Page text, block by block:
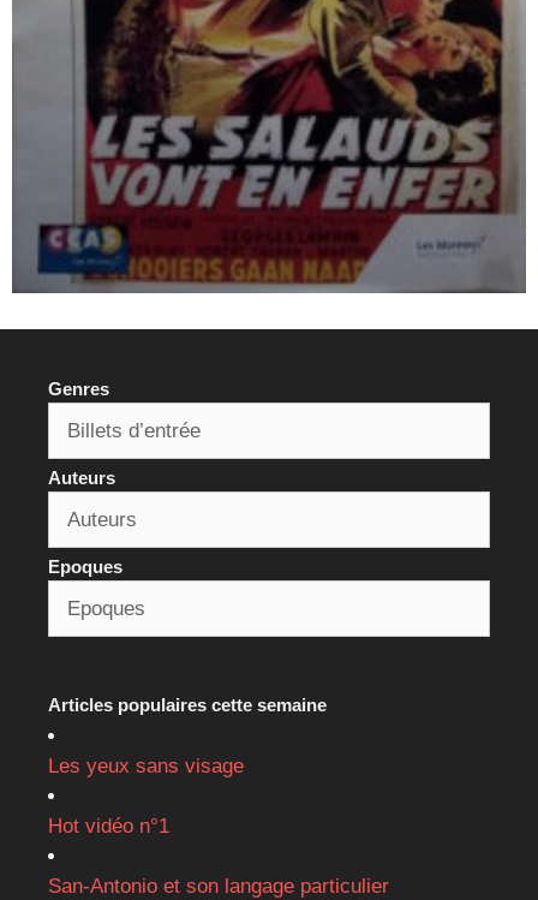
Genres
Auteurs
Epoques
Articles populaires cette semaine
Les yeux sans visage
Hot vidéo n°1
San-Antonio et son langage particulier